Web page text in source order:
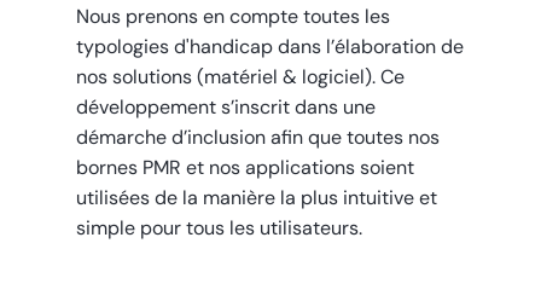
Nous prenons en compte toutes les
typologies d'handicap dans l’élaboration de
nos solutions (matériel & logiciel). Ce
développement s’inscrit dans une
démarche d’inclusion afin que toutes nos
bornes PMR et nos applications soient
utilisées de la manière la plus intuitive et
simple pour tous les utilisateurs.